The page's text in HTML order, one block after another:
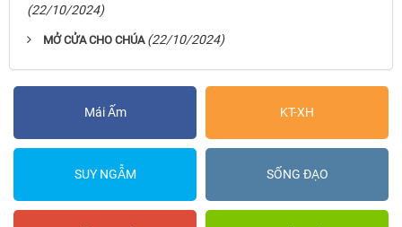
(22/10/2024)
MỞ CỬA CHO CHÚA (22/10/2024)
Mái Ấm KT-XH
SUY NGẪM SỐNG ĐẠO